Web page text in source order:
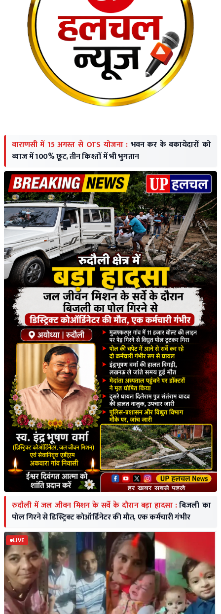
वाराणसी में 15 अगस्त से OTS योजना : भवन कर के बकायेदारों को
ब्याज में 100% छूट, तीन किश्तों में भी भुगतान
रुदौली में जल जीवन मिशन के सर्वे के दौरान बड़ा हादसा :बिजली का
पोल गिरने से डिस्ट्रिक्ट कोऑर्डिनेटर की मौत, एक कर्मचारी गंभीर
LIVE